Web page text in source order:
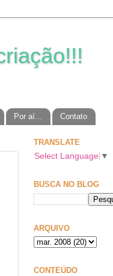
Por aí... Contato
TRANSLATE
Select Language ▼
BUSCA NO BLOG
ARQUIVO
CONTEÚDO